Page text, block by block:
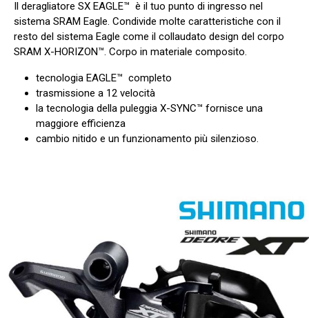
Il deragliatore SX EAGLE™ è il tuo punto di ingresso nel
sistema SRAM Eagle. Condivide molte caratteristiche con il
resto del sistema Eagle come il collaudato design del corpo
SRAM X-HORIZON™. Corpo in materiale composito.
tecnologia EAGLE™ completo
trasmissione a 12 velocità
la tecnologia della puleggia X-SYNC™ fornisce una
maggiore efficienza
cambio nitido e un funzionamento più silenzioso.